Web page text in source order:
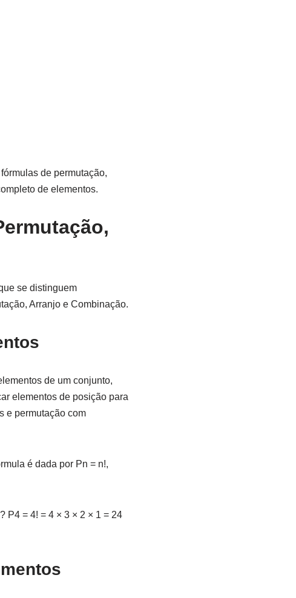
de permutação,
de elementos.
se distinguem
Arranjo e Combinação.
de um conjunto,
elementos de posição para
e permutação com
é dada por Pn = n!,
P4 = 4! = 4 × 3 × 2 × 1 = 24